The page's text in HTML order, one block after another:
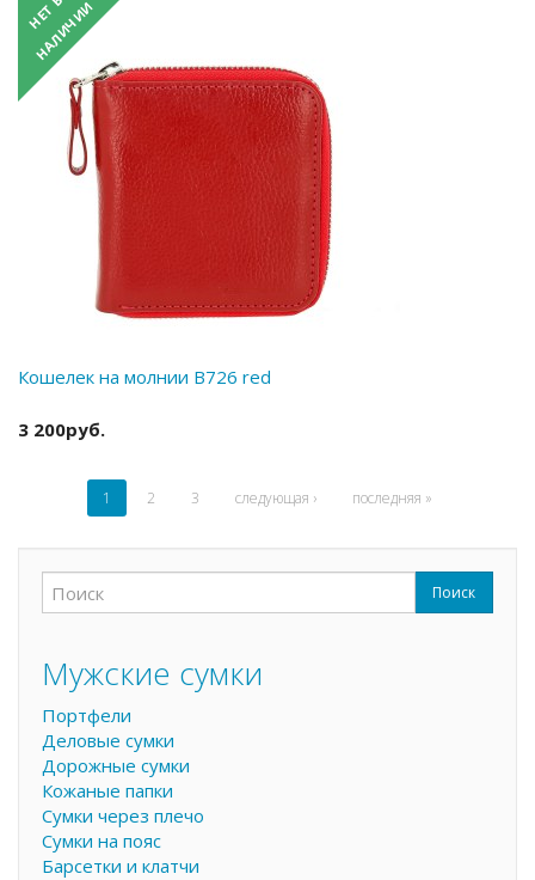
Кошелек на молнии B726 red
3 200руб.
1 2 3 следующая › последняя »
Форма поиска Поиск
Мужские сумки
Портфели
Деловые сумки
Дорожные сумки
Кожаные папки
Сумки через плечо
Сумки на пояс
Барсетки и клатчи